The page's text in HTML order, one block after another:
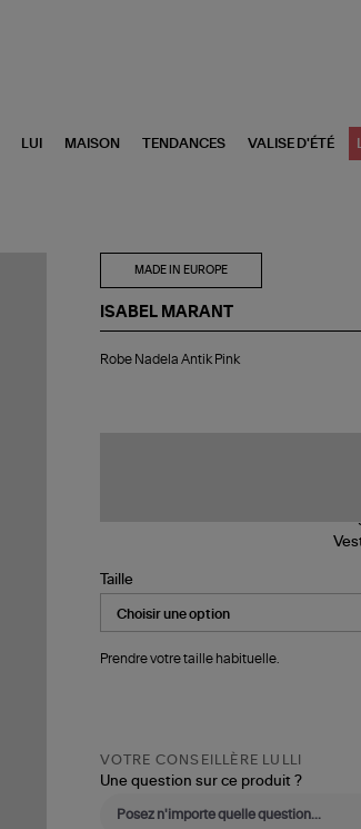
LUI MAISON TENDANCES VALISE D'ÉTÉ
MADE IN EUROPE
ISABEL MARANT
Nadela
Robe Nadela Antik Pink
Taille
Prendre votre taille habituelle.
VOTRE CONSEILLÈRE LULLI
Une question sur ce produit ?